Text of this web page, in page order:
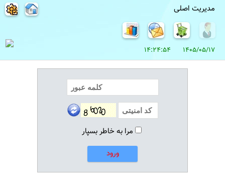
مدیریت اصلی
1405/05/17 14:24:54
مرا به خاطر بسپار